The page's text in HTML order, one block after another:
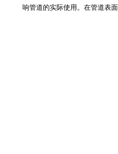
响管道的实际使用。在管道表